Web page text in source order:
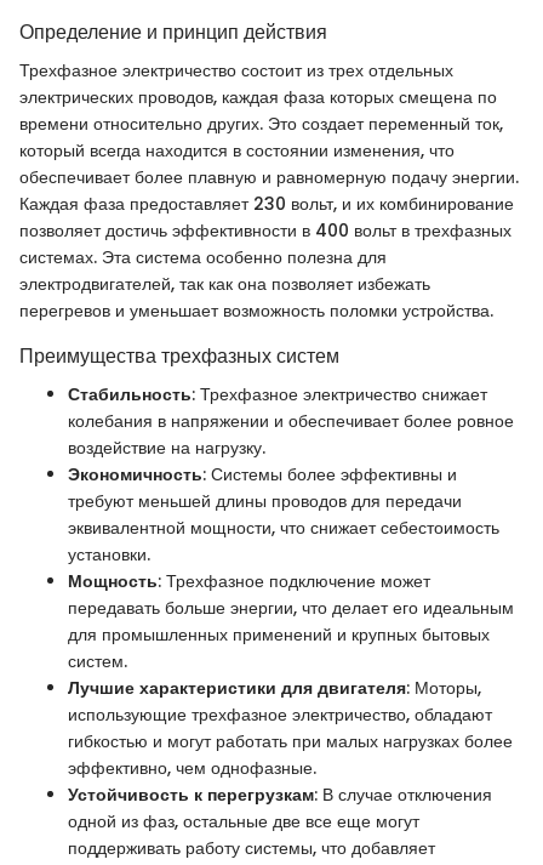
Определение и принцип действия
Трехфазное электричество состоит из трех отдельных
электрических проводов, каждая фаза которых смещена по
времени относительно других. Это создает переменный ток,
который всегда находится в состоянии изменения, что
обеспечивает более плавную и равномерную подачу энергии.
Каждая фаза предоставляет 230 вольт, и их комбинирование
позволяет достичь эффективности в 400 вольт в трехфазных
системах. Эта система особенно полезна для
электродвигателей, так как она позволяет избежать
перегревов и уменьшает возможность поломки устройства.
Преимущества трехфазных систем
Стабильность: Трехфазное электричество снижает
колебания в напряжении и обеспечивает более ровное
воздействие на нагрузку.
Экономичность: Системы более эффективны и
требуют меньшей длины проводов для передачи
эквивалентной мощности, что снижает себестоимость
установки.
Мощность: Трехфазное подключение может
передавать больше энергии, что делает его идеальным
для промышленных применений и крупных бытовых
систем.
Лучшие характеристики для двигателя: Моторы,
использующие трехфазное электричество, обладают
гибкостью и могут работать при малых нагрузках более
эффективно, чем однофазные.
Устойчивость к перегрузкам: В случае отключения
одной из фаз, остальные две все еще могут
поддерживать работу системы, что добавляет